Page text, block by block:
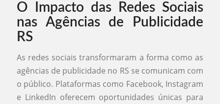
O Impacto das Redes Sociais
nas Agências de Publicidade
RS
As redes sociais transformaram a forma como as
agências de publicidade no RS se comunicam com
o público. Plataformas como Facebook, Instagram
e LinkedIn oferecem oportunidades únicas para